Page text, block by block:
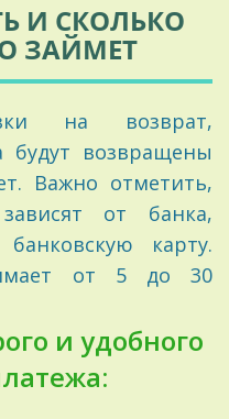
И СКОЛЬКО
ЗАЙМЕТ
на возврат,
будут возвращены
Важно отметить,
от банка,
карту.
от 5 до 30
и удобного